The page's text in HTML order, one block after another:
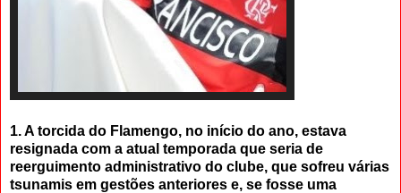
1. A torcida do Flamengo, no início do ano, estava
resignada com a atual temporada que seria de
reerguimento administrativo do clube, que sofreu várias
tsunamis em gestões anteriores e, se fosse uma